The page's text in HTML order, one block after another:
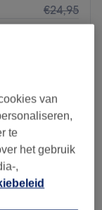
€24,95
Gesloten
Gesloten
van
te
het gebruik
,